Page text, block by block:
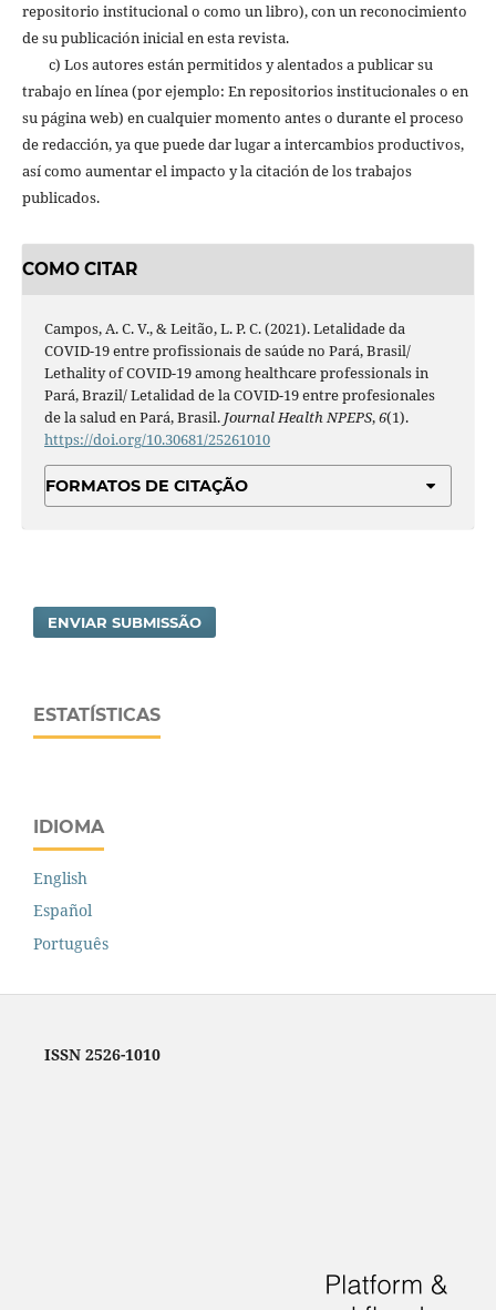
repositorio institucional o como un libro), con un reconocimiento
de su publicación inicial en esta revista.
c) Los autores están permitidos y alentados a publicar su
trabajo en línea (por ejemplo: En repositorios institucionales o en
su página web) en cualquier momento antes o durante el proceso
de redacción, ya que puede dar lugar a intercambios productivos,
así como aumentar el impacto y la citación de los trabajos
publicados.
COMO CITAR
Campos, A. C. V., & Leitão, L. P. C. (2021). Letalidade da
COVID-19 entre profissionais de saúde no Pará, Brasil/
Lethality of COVID-19 among healthcare professionals in
Pará, Brazil/ Letalidad de la COVID-19 entre profesionales
de la salud en Pará, Brasil. Journal Health NPEPS,6(1).
https://doi.org/10.30681/25261010
FORMATOS DE CITAÇÃO
ENVIAR SUBMISSÃO
ESTATÍSTICAS
IDIOMA
English
Español
Português
ISSN 2526-1010